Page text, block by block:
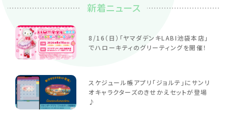
新着ニュース
8/16（日）「ヤマダデンキLABI池袋本店」
でハローキティのグリーティングを開催！
スケジュール帳アプリ「ジョルテ」にサンリ
オキャラクターズのきせかえセットが登場
♪